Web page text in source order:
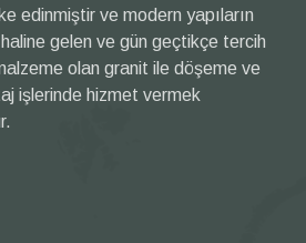
edinmiştir ve modern yapıların
gelen ve gün geçtikçe tercih
olan granit ile döşeme ve
işlerinde hizmet vermek